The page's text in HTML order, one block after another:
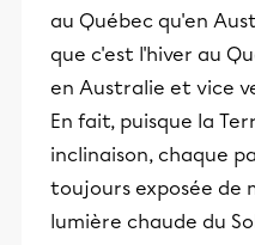
au Québec qu'en
que c'est l'hiver au
en Australie et vice
En fait, puisque la
inclinaison, chaque
toujours exposée de
lumière chaude du